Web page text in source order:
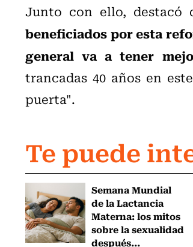
Junto con ello, destacó
beneficiados por esta
general va a tener
trancadas 40 años en
puerta".
Te puede
Semana Mundial
de la Lactancia
Materna: los mitos
sobre la sexualidad
después...